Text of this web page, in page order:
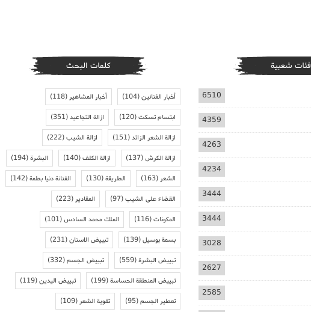
فئات شعبية
6510
4359
4263
4234
3444
3444
3028
2627
2585
كلمات البحث
أخبار الفنانين(104) أخبار المشاهير(118)
ابتسام تسكت(120) ازالة التجاعيد(351)
ازالة الشعر الزائد(151) ازالة الشيب(222)
ازالة الكرش(137) ازالة الكلف(140) البشرة(194)
الشعر(163) الطريقة(130) الفنانة دنيا بطمة(142)
القضاء على الشيب(97) المقادير(223)
المكونات(116) الملك محمد السادس(101)
بسمة بوسيل(139) تبييض الاسنان(231)
تبييض البشرة(559) تبييض الجسم(332)
تبييض المنطقة الحساسة(199) تبييض اليدين(119)
تعطير الجسم(95) تقوية الشعر(109)